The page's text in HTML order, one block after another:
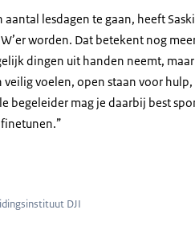
aantal lesdagen te gaan, heeft
worden. Dat betekent nog
dingen uit handen neemt,
veilig voelen, open staan voor
begeleider mag je daarbij best
Groep deelnemers in leslokaal
DJI